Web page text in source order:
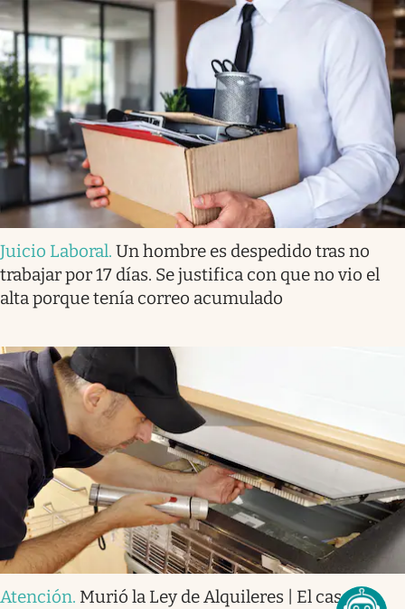
Juicio Laboral. Un hombre es despedido tras no
trabajar por 17 días. Se justifica con que no vio el
alta porque tenía correo acumulado
Atención. Murió la Ley de Alquileres | El casero